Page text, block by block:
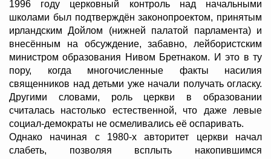
1996 году церковный контроль над начальными
школами был подтверждён законопроектом, принятым
ирландским Дойлом (нижней палатой парламента) и
внесённым на обсуждение, забавно, лейбористским
министром образования Нивом Бретнаком. И это в ту
пору, когда многочисленные факты насилия
священников над детьми уже начали получать огласку.
Другими словами, роль церкви в образовании
считалась настолько естественной, что даже левые
социал-демократы не осмеливались её оспаривать.
Однако начиная с 1980-х авторитет церкви начал
слабеть, позволяя всплыть накопившимся